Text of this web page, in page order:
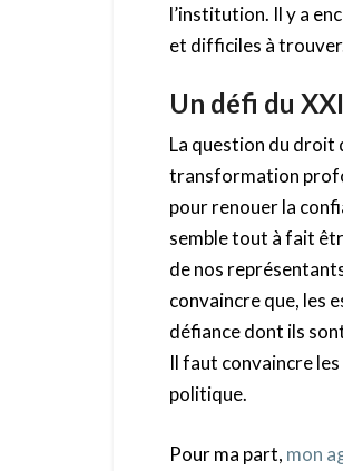
l’institution. Il y a
et difficiles à
Un défi du
La question du droit
transformation
pour renouer la
semble tout à fait
de nos
convaincre que, les
défiance dont ils
Il faut convaincre
politique.
Pour ma part, mon